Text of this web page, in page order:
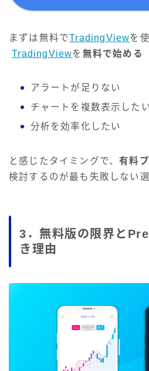
まずは無料でTradingViewを
TradingViewを 無料で始める
アラートが足りない
チャートを複数表示したい
分析を効率化したい
と感じたタイミングで、有料
検討するのが最も失敗しない選
3．無料版の限界と
き理由